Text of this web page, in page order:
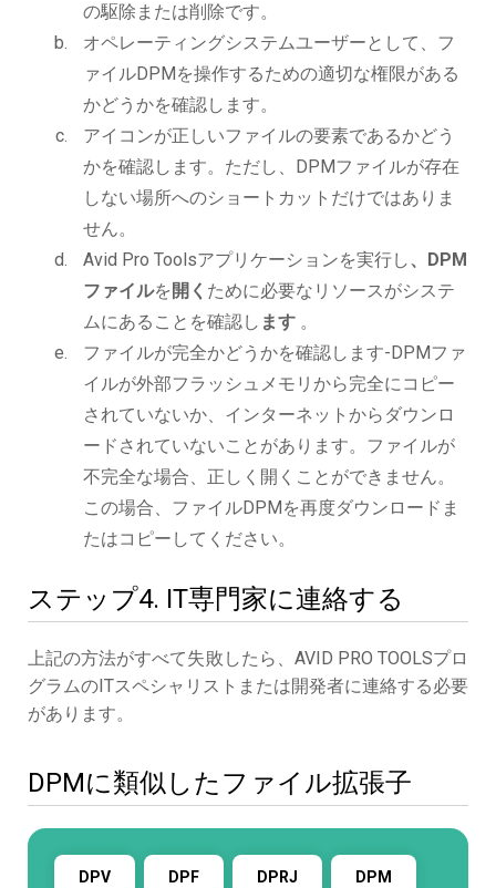
の駆除または削除です。
オペレーティングシステムユーザーとして、フ
ァイルDPMを操作するための適切な権限がある
かどうかを確認します。
アイコンが正しいファイルの要素であるかどう
かを確認します。ただし、DPMファイルが存在
しない場所へのショートカットだけではありま
せん。
Avid Pro Toolsアプリケーションを実行し、DPM
ファイルを 開く ために必要なリソースがシステ
ムにあることを確認し ます 。
ファイルが完全かどうかを確認します-DPMファ
イルが外部フラッシュメモリから完全にコピー
されていないか、インターネットからダウンロ
ードされていないことがあります。ファイルが
不完全な場合、正しく開くことができません。
この場合、ファイルDPMを再度ダウンロードま
たはコピーしてください。
ステップ4. IT専門家に連絡する
上記の方法がすべて失敗したら、AVID PRO TOOLSプロ
グラムのITスペシャリストまたは開発者に連絡する必要
があります。
DPMに類似したファイル拡張子
DPV DPF DPRJ DPM